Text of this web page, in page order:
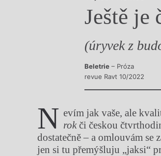
Výroční cenyJeště je
(úryvek z
Beletrie – Próza
revue Ravt 10/2022
N evím jak vaše, ale
rokči českou
dostatečně – a omlouvám se
jen si tu přemýšluju „jaksi“